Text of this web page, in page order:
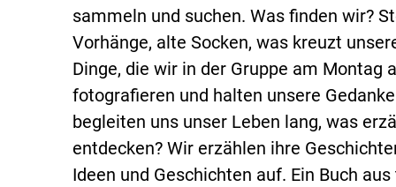
sammeln und suchen. Was finden wir?
Vorhänge, alte Socken, was kreuzt
Dinge, die wir in der Gruppe am Montag
fotografieren und halten unsere
begleiten uns unser Leben lang, was
entdecken? Wir erzählen ihre
Ideen und Geschichten auf. Ein Buch